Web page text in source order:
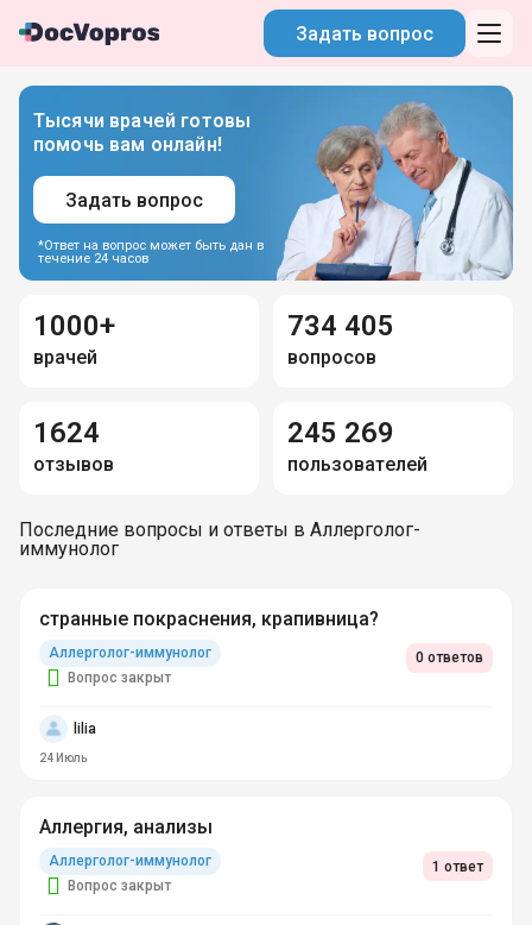
Задать вопрос
Тысячи врачей готовы
помочь вам онлайн!
Задать вопрос
*Ответ на вопрос может быть дан в
течение 24 часов
1000+
врачей
734 405
вопросов
1624
отзывов
245 269
пользователей
Последние вопросы и ответы в Аллерголог-
иммунолог
странные покраснения, крапивница?
Аллерголог-иммунолог
Вопрос закрыт
0 ответов
lilia
24 Июль
Аллергия, анализы
Аллерголог-иммунолог
Вопрос закрыт
1 ответ